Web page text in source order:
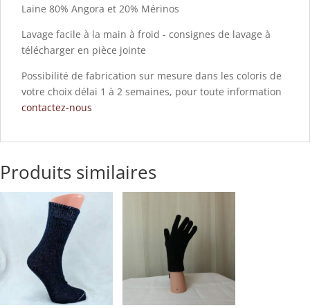
Laine 80% Angora et 20% Mérinos
Lavage facile à la main à froid - consignes de lavage à
télécharger en pièce jointe
Possibilité de fabrication sur mesure dans les coloris de
votre choix délai 1 à 2 semaines, pour toute information
contactez-nous
Produits similaires